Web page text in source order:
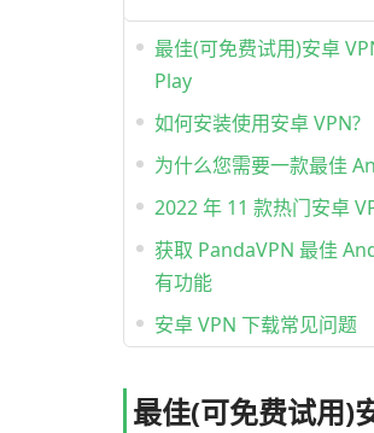
最佳(可免费试用)安卓
Play
如何安装使用安卓 VPN?
为什么您需要一款最佳
2022 年 11 款热门安卓
获取 PandaVPN 最佳
有功能
安卓 VPN 下载常见问题
最佳(可免费试用)